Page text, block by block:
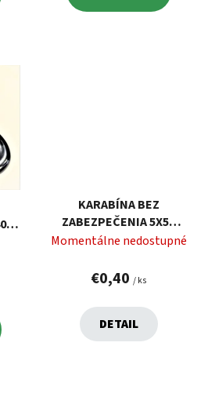
KARABÍNA BEZ
ZABEZPEČENIA 5X50
ČIERNA
Momentálne nedostupné
€0,40 / ks
DETAIL